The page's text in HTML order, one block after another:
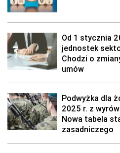
Od 1 stycznia
jednostek
Chodzi o
umów
Podwyżka dla
2025 r. z
Nowa tabela
zasadniczego